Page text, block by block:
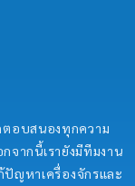
ตอบสนองทุกความ
จากนี้เรายังมีทีมงาน
ญหาเครื่องจักรและ